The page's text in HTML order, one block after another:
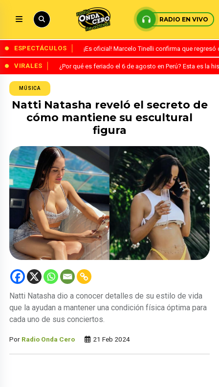
RADIO EN VIVO
ESPECTÁCULOS ¡Es oficial! Marcelo Tinelli confirma que
VIRALES ¿Por qué es feriado el 6 de agosto en Perú? Esta es la
MÚSICA
Natti Natasha reveló el secreto de
cómo mantiene su escultural
figura
Natti Natasha dio a conocer detalles de su estilo de vida
que la ayudan a mantener una condición física óptima para
cada uno de sus conciertos.
Por Radio Onda Cero 21 Feb 2024